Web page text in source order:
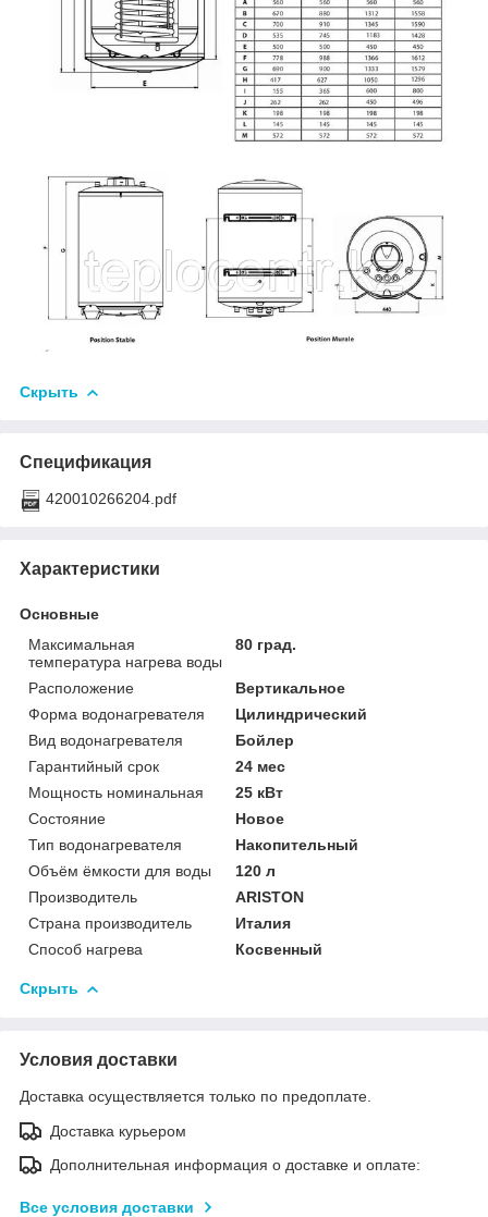
Скрыть
Спецификация
420010266204.pdf
Характеристики
Основные
Максимальная
температура нагрева воды
80 град.
Расположение
Вертикальное
Форма водонагревателя
Цилиндрический
Вид водонагревателя
Бойлер
Гарантийный срок
24 мес
Мощность номинальная
25 кВт
Состояние
Новое
Тип водонагревателя
Накопительный
Объём ёмкости для воды
120 л
Производитель
ARISTON
Страна производитель
Италия
Способ нагрева
Косвенный
Скрыть
Условия доставки
Доставка осуществляется только по предоплате.
Доставка курьером
Дополнительная информация о доставке и оплате:
Все условия доставки